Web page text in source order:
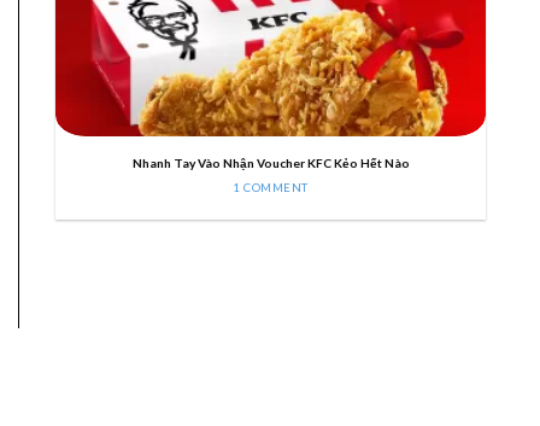
Nhanh Tay Vào Nhận Voucher KFC Kẻo Hết Nào
1 COMMENT